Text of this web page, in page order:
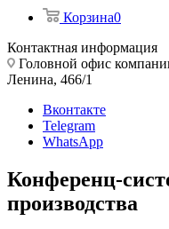
Корзина0
Контактная информация
Головной офис
Ленина, 466/1
Вконтакте
Telegram
WhatsApp
Конференц-
производства